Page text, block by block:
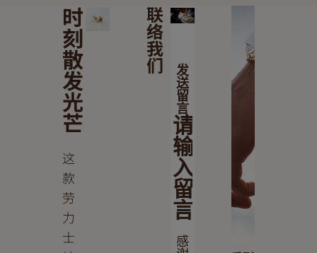
时
刻
散
发
光
芒
这
款
劳
力
士
联
络
我
们
发
送
留
言
请
输
入
留
言
感